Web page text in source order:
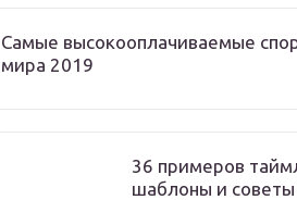
Самые высокооплачиваемые
мира 2019
36 примеров
шаблоны и советы